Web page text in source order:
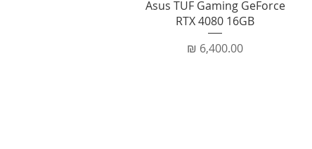
תצוגה מהירה
Asus TUF Gaming GeForce
RTX 4080 16GB
מחיר